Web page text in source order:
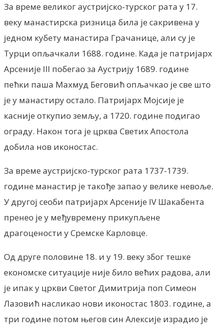
За време великог аустријско-турског рата у 17.
веку манастирска ризница била је сакривена у
једном кубету манастира Грачанице, али су је
Турци опљачкали 1688. године. Када је патријарх
Арсеније III побегао за Аустрију 1689. године
пећки паша Махмуд Беговић опљачкао је све што
је у манастиру остало. Патријарх Мојсије је
касније откупио земљу, а 1720. године подигао
ограду. Након тога је црква Светих Апостола
добила нов иконостас.
За време аустријско-турског рата 1737-1739.
године манастир је такође запао у велике невоље.
У другој сеоби патријарх Арсеније IV Шакабента
пренео је у међувремену прикупљене
драгоцености у Сремске Карловце.
Од друге половине 18. и у 19. веку због тешке
економске ситуације није било већих радова, али
је ипак у цркви Светог Димитрија поп Симеон
Лазовић насликао нови иконостас 1803. године, а
три године потом његов син Алексије израдио је